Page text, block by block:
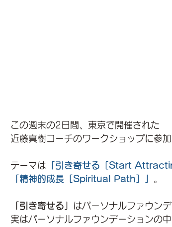
この週末の2日間、東京で開催された
近藤真樹コーチのワークショップに参加
テーマは 「引き寄せる［Start
「精神的成長［Spiritual Path］」
。
「引き寄せる」
はパーソナルファウン
実はパーソナルファウンデーションの